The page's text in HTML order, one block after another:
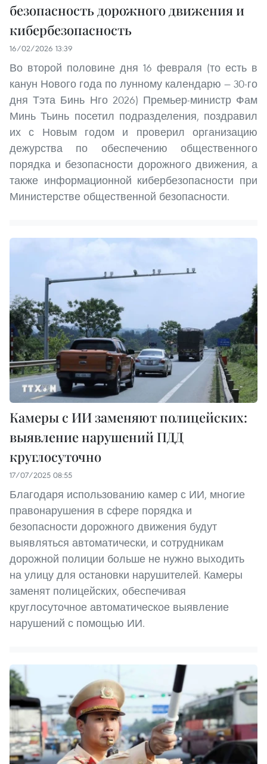
безопасность дорожного движения и
кибербезопасность
16/02/2026 13:39
Во второй половине дня 16 февраля (то есть в
канун Нового года по лунному календарю — 30-го
дня Тэта Бинь Нго 2026) Премьер-министр Фам
Минь Тьинь посетил подразделения, поздравил
их с Новым годом и проверил организацию
дежурства по обеспечению общественного
порядка и безопасности дорожного движения, а
также информационной кибербезопасности при
Министерстве общественной безопасности.
Камеры с ИИ заменяют полицейских:
выявление нарушений ПДД
круглосуточно
17/07/2025 08:55
Благодаря использованию камер с ИИ, многие
правонарушения в сфере порядка и
безопасности дорожного движения будут
выявляться автоматически, и сотрудникам
дорожной полиции больше не нужно выходить
на улицу для остановки нарушителей. Камеры
заменят полицейских, обеспечивая
круглосуточное автоматическое выявление
нарушений с помощью ИИ.